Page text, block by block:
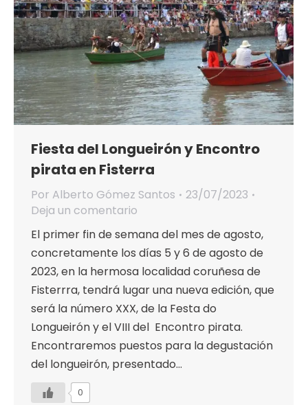
Fiesta del Longueirón y Encontro
pirata en Fisterra
Por Alberto Gómez Santos
23/07/2023
Deja un comentario
El primer fin de semana del mes de agosto,
concretamente los días 5 y 6 de agosto de
2023, en la hermosa localidad coruñesa de
Fisterrra, tendrá lugar una nueva edición, que
será la número XXX, de la Festa do
Longueirón y el VIII del Encontro pirata.
Encontraremos puestos para la degustación
del longueirón, presentado…
0